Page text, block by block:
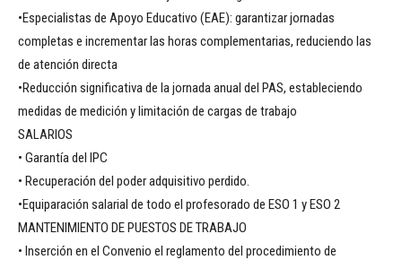
•Especialistas de Apoyo Educativo (EAE): garantizar jornadas
completas e incrementar las horas complementarias, reduciendo las
de atención directa
•Reducción significativa de la jornada anual del PAS, estableciendo
medidas de medición y limitación de cargas de trabajo
SALARIOS
• Garantía del IPC
• Recuperación del poder adquisitivo perdido.
•Equiparación salarial de todo el profesorado de ESO 1 y ESO 2
MANTENIMIENTO DE PUESTOS DE TRABAJO
• Inserción en el Convenio el reglamento del procedimiento de